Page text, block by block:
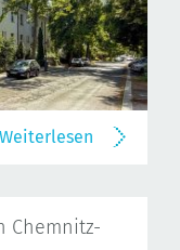
Weiterlesen
Chemnitz-